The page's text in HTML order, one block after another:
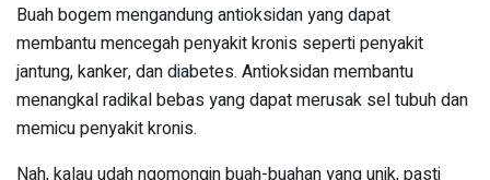
Buah bogem mengandung antioksidan yang dapat
membantu mencegah penyakit kronis seperti penyakit
jantung, kanker, dan diabetes. Antioksidan membantu
menangkal radikal bebas yang dapat merusak sel tubuh dan
memicu penyakit kronis.
Nah, kalau udah ngomongin buah-buahan yang unik, pasti